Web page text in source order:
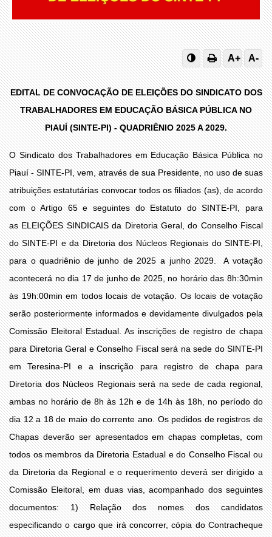
A+ A-
EDITAL DE CONVOCAÇÃO DE ELEIÇÕES DO SINDICATO DOS
TRABALHADORES EM EDUCAÇÃO BÁSICA PÚBLICA NO
PIAUÍ (SINTE-PI) - QUADRIÊNIO 2025 A 2029.
O Sindicato dos Trabalhadores em Educação Básica Pública no
Piauí - SINTE-PI, vem, através de sua Presidente, no uso de suas
atribuições estatutárias convocar todos os filiados (as), de acordo
com o Artigo 65 e seguintes do Estatuto do SINTE-PI, para
as ELEIÇÕES SINDICAIS da Diretoria Geral, do Conselho Fiscal
do SINTE-PI e da Diretoria dos Núcleos Regionais do SINTE-PI,
para o quadriênio de junho de 2025 a junho 2029. A votação
acontecerá no dia 17 de junho de 2025, no horário das 8h:30min
às 19h:00min em todos locais de votação. Os locais de votação
serão posteriormente informados e devidamente divulgados pela
Comissão Eleitoral Estadual. As inscrições de registro de chapa
para Diretoria Geral e Conselho Fiscal será na sede do SINTE-PI
em Teresina-PI e a inscrição para registro de chapa para
Diretoria dos Núcleos Regionais será na sede de cada regional,
ambas no horário de 8h às 12h e de 14h às 18h, no período do
dia 12 a 18 de maio do corrente ano. Os pedidos de registros de
Chapas deverão ser apresentados em chapas completas, com
todos os membros da Diretoria Estadual e do Conselho Fiscal ou
da Diretoria da Regional e o requerimento deverá ser dirigido a
Comissão Eleitoral, em duas vias, acompanhado dos seguintes
documentos: 1) Relação dos nomes dos candidatos
especificando o cargo que irá concorrer, cópia do Contracheque